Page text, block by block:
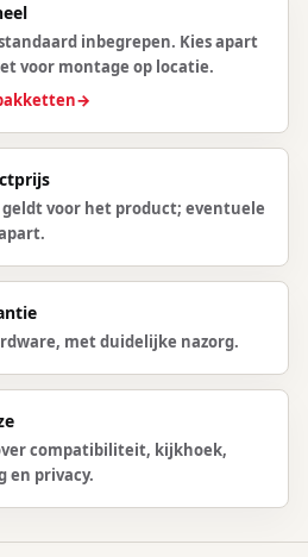
inbegrepen. Kies apart
voor montage op locatie.
→
voor het product; eventuele
met duidelijke nazorg.
compatibiliteit, kijkhoek,
en privacy.